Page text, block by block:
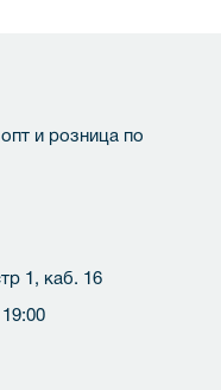
и розница по
1, каб. 16